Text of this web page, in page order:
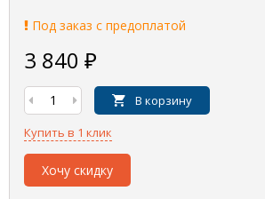
Под заказ с предоплатой
3 840 ₽
В корзину
Купить в 1 клик
Хочу скидку